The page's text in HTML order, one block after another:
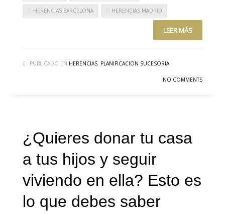
HERENCIAS BARCELONA HERENCIAS MADRID
LEER MÁS
PUBLICADO EN HERENCIAS, PLANIFICACION SUCESORIA
NO COMMENTS
¿Quieres donar tu casa
a tus hijos y seguir
viviendo en ella? Esto es
lo que debes saber